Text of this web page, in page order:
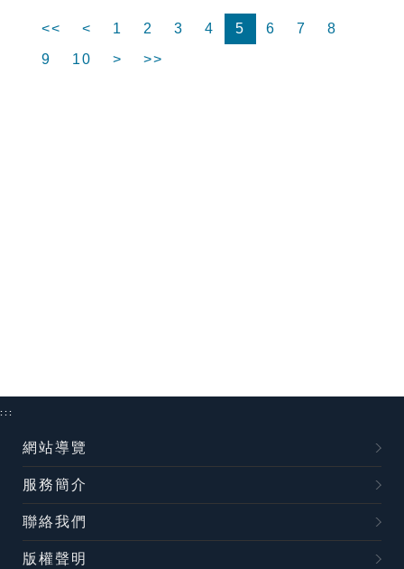
<< < 1 2 3 4 5 6 7
8
9
10 > >>
:::
網站導覽
服務簡介
聯絡我們
版權聲明